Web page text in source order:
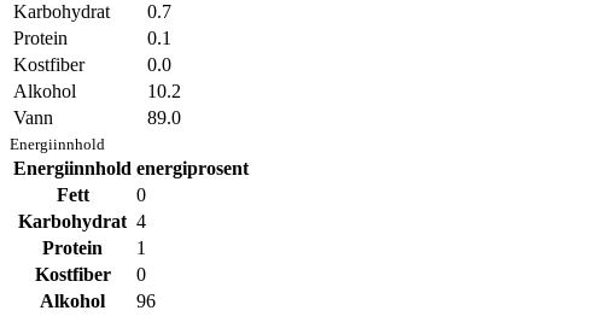
Karbohydrat
0.7
Protein
0.1
Kostfiber
0.0
Alkohol
10.2
Vann
89.0
Energiinnhold
Energiinnhold energiprosent
Fett
0
Karbohydrat 4
Protein
1
Kostfiber
0
Alkohol
96